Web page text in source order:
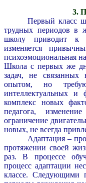
3.
Первый класс
трудных периодов в
школу приводит к
изменяется
психоэмоциональная
Школа с первых же
задач, не связанных
опытом, но
интеллектуальных и
комплекс новых
педагога,
ограничение
новых, не всегда
Адаптация –
протяжении своей
раз. В процессе
процесс адаптации
классе. Следующими